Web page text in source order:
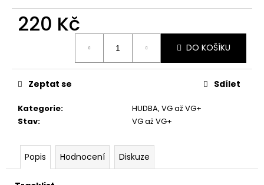
220 Kč
DO KOŠÍKU
Kategorie: HUDBA, VG až VG+
Stav: VG až VG+
Zeptat se Sdílet
Popis Hodnocení Diskuze
m
KRATOCHVÍL
&
Q
HODOKVAS
LP
390
Kč